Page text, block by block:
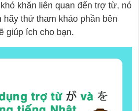
khăn liên quan đến trợ từ, nó
hãy thử tham khảo phần bên
giúp ích cho bạn.